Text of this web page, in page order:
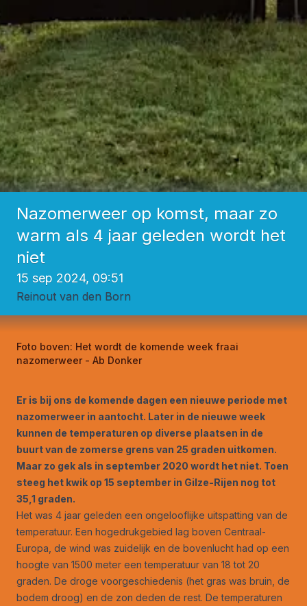
Nazomerweer op komst, maar zo
warm als 4 jaar geleden wordt het
niet
15 sep 2024, 09:51
Reinout van den Born
Foto boven: Het wordt de komende week fraai
nazomerweer - Ab Donker
Er is bij ons de komende dagen een nieuwe periode met
nazomerweer in aantocht. Later in de nieuwe week
kunnen de temperaturen op diverse plaatsen in de
buurt van de zomerse grens van 25 graden uitkomen.
Maar zo gek als in september 2020 wordt het niet. Toen
steeg het kwik op 15 september in Gilze-Rijen nog tot
35,1 graden.
Het was 4 jaar geleden een ongelooflijke uitspatting van de
temperatuur. Een hogedrukgebied lag boven Centraal-
Europa, de wind was zuidelijk en de bovenlucht had op een
hoogte van 1500 meter een temperatuur van 18 tot 20
graden. De droge voorgeschiedenis (het gras was bruin, de
bodem droog) en de zon deden de rest. De temperaturen